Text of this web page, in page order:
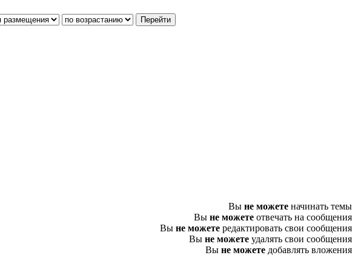
Вы не можете начинать темы
Вы не можете отвечать на сообщения
Вы не можете редактировать свои сообщения
Вы не можете удалять свои сообщения
Вы не можете добавлять вложения